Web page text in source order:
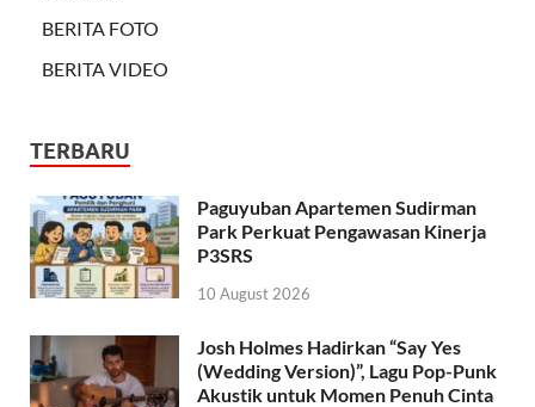
BERITA FOTO
BERITA VIDEO
TERBARU
Paguyuban Apartemen Sudirman
Park Perkuat Pengawasan Kinerja
P3SRS
10 August 2026
Josh Holmes Hadirkan “Say Yes
(Wedding Version)”, Lagu Pop-Punk
Akustik untuk Momen Penuh Cinta